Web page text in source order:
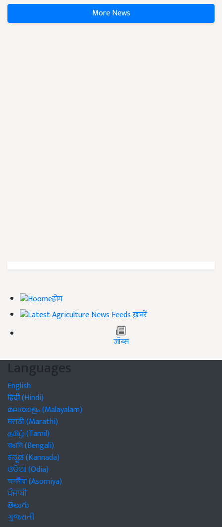
More News
होम
ख़बरें
जॉब्स
Languages
English
हिंदी (Hindi)
മലയാളം (Malayalam)
मराठी (Marathi)
தமிழ் (Tamil)
বাঙালি (Bengali)
ಕನ್ನಡ (Kannada)
ଓଡିଆ (Odia)
অসমীয়া (Asomiya)
ਪੰਜਾਬੀ
తెలుగు
ગુજરાતી